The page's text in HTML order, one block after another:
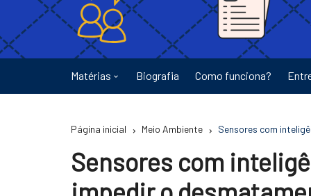
Matérias
Energia
Biografia Como funciona?
Página inicial Meio Ambiente Sensores com
Sensores com